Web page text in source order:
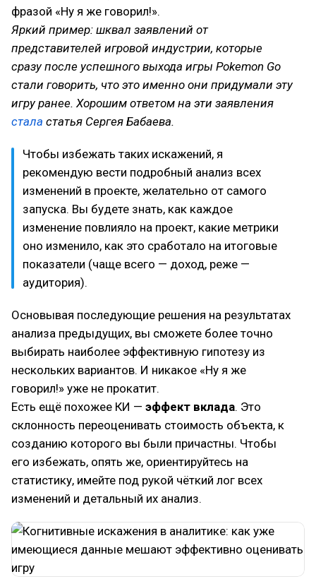
фразой «Ну я же говорил!».
Яркий пример: шквал заявлений от
представителей игровой индустрии, которые
сразу после успешного выхода игры Pokemon Go
стали говорить, что это именно они придумали эту
игру ранее. Хорошим ответом на эти заявления
стала статья Сергея Бабаева.
Чтобы избежать таких искажений, я
рекомендую вести подробный анализ всех
изменений в проекте, желательно от самого
запуска. Вы будете знать, как каждое
изменение повлияло на проект, какие метрики
оно изменило, как это сработало на итоговые
показатели (чаще всего — доход, реже —
аудитория).
Основывая последующие решения на результатах
анализа предыдущих, вы сможете более точно
выбирать наиболее эффективную гипотезу из
нескольких вариантов. И никакое «Ну я же
говорил!» уже не прокатит.
Есть ещё похожее КИ — эффект вклада. Это
склонность переоценивать стоимость объекта, к
созданию которого вы были причастны. Чтобы
его избежать, опять же, ориентируйтесь на
статистику, имейте под рукой чёткий лог всех
изменений и детальный их анализ.